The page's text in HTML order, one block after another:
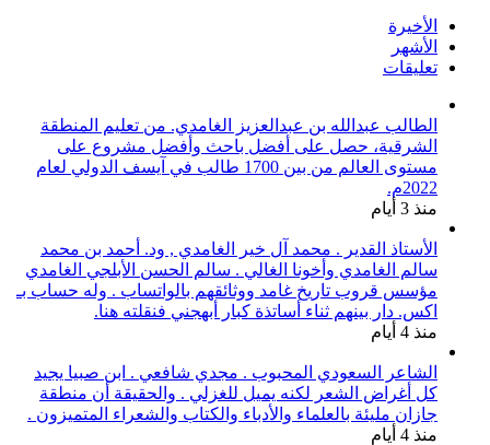
الأخيرة
الأشهر
تعليقات
الطالب عبدالله بن عبدالعزيز الغامدي. من تعليم المنطقة
الشرقية، حصل على أفضل باحث وأفضل مشروع على
مستوى العالم من بين 1700 طالب في آيسف الدولي لعام
2022م.
منذ 3 أيام
الأستاذ القدير . محمد آل خير الغامدي , ود. أحمد بن محمد
سالم الغامدي وأخونا الغالي . سالم الحسن الأبلجي الغامدي
مؤسس قروب تاريخ غامد ووثائقهم بالواتساب . وله حساب بـ
اكس. دار بينهم ثناء أساتذة كبار أبهجني فنقلته هنا.
منذ 4 أيام
الشاعر السعودي المحبوب . مجدي شافعي . ابن صبيا يجيد
كل أغراض الشعر لكنه يميل للغزلي . والحقيقة أن منطقة
جازان مليئة بالعلماء والأدباء والكتاب والشعراء المتميزون .
منذ 4 أيام